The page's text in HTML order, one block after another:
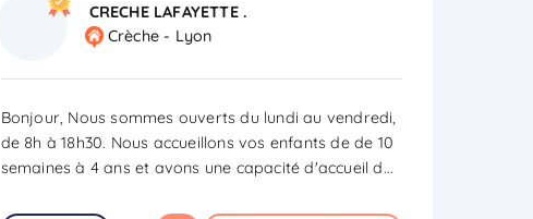
CRECHE LAFAYETTE .
Crèche - Lyon
Bonjour, Nous sommes ouverts du lundi au vendredi,
de 8h à 18h30. Nous accueillons vos enfants de de 10
semaines à 4 ans et avons une capacité d'accueil d...